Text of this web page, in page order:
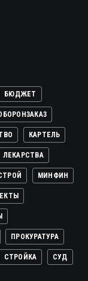
БЮДЖЕТ
КАРТЕЛЬ
ЛЕКАРСТВА
МИНФИН
ПРОКУРАТУРА
СТРОЙКА СУД